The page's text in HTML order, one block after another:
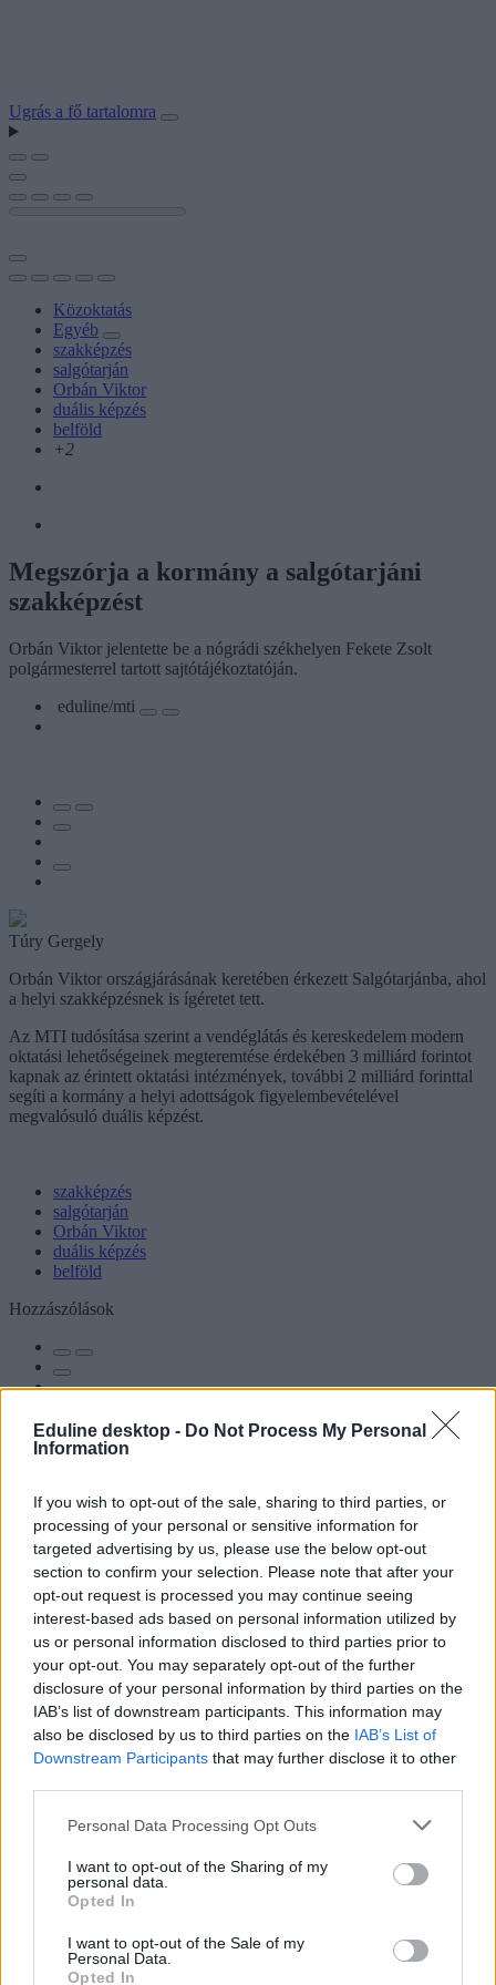
Eduline desktop - Do Not Process My Personal
Information
If you wish to opt-out of the sale, sharing to third parties, or
processing of your personal or sensitive information for
targeted advertising by us, please use the below opt-out
section to confirm your selection. Please note that after your
opt-out request is processed you may continue seeing
interest-based ads based on personal information utilized by
us or personal information disclosed to third parties prior to
your opt-out. You may separately opt-out of the further
disclosure of your personal information by third parties on the
IAB’s list of downstream participants. This information may
also be disclosed by us to third parties on the IAB’s List of
Downstream Participants that may further disclose it to other
Personal Data Processing Opt Outs
I want to opt-out of the Sharing of my
personal data.
Opted In
I want to opt-out of the Sale of my
Personal Data.
Opted In
Ugrás a fő tartalomra
Közoktatás
Egyéb
szakképzés
salgótarján
Orbán Viktor
duális képzés
belföld
+2
Megszórja a kormány a salgótarjáni
szakképzést
Orbán Viktor jelentette be a nógrádi székhelyen Fekete Zsolt
polgármesterrel tartott sajtótájékoztatóján.
eduline/mti
Túry Gergely
Orbán Viktor országjárásának keretében érkezett Salgótarjánba, ahol
a helyi szakképzésnek is ígéretet tett.
Az MTI tudósítása szerint a vendéglátás és kereskedelem modern
oktatási lehetőségeinek megteremtése érdekében 3 milliárd forintot
kapnak az érintett oktatási intézmények, további 2 milliárd forinttal
segíti a kormány a helyi adottságok figyelembevételével
megvalósuló duális képzést.
szakképzés
salgótarján
Orbán Viktor
duális képzés
belföld
Hozzászólások
Több mint kétszer annyi diák jutott be a
felsőoktatásba, mint ahány kollégiumi férőhely
összesen van
Nemcsak abban vannak jelentős különbségek az egyetemek között,
hogy hány kollégiumi férőhely jut a hallgatókra, a térítési díj összege
sem egységes. Míg a BME-n 100 újonnan felvett egyetemistára 76
férőhely jut, a BGE-n mindössze 16, a legolcsóbb havi kollégiumi
díjak pedig 9300 és 25 500 forint között mozognak a vizsgált
intézményekben. Megnéztük, hol mekkora a kollégiumi kapacitás,
mennyit kell fizetni, és mi alapján dől el, hogy ki költözhet be.
Felsőoktatás
Dolgoznának az egyetem mellett, mégsem
vállalhatnak diákmunkát – több mint százezer
levelezős hallgatót érinthet a szabály
„Szinte bárhol voltam állásinterjún, mikor megtudták, hogy levelező
számolt be tapasztalatairól az Eduline-nak egy egyetemista. Példája
azonban korántsem egyedi: több levelezős hallgató számolt be